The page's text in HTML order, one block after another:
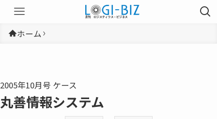
ホーム
2005年10月号 ケース
丸善――情報システム